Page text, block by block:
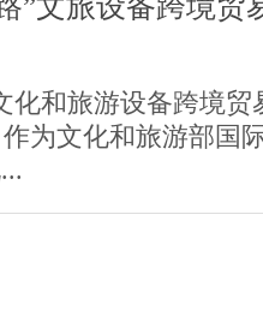
化和旅游设备跨境贸
为文化和旅游部国